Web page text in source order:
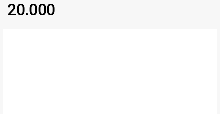
20.000